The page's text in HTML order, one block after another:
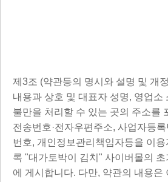
제3조 (약관등의 명시와 설명 및 개
내용과 상호 및 대표자 성명, 영업소
불만을 처리할 수 있는 곳의 주소를
전송번호·전자우편주소, 사업자등
번호, 개인정보관리책임자등을 이
록 "대가토박이 김치" 사이버몰의
에 게시합니다. 다만, 약관의 내용은